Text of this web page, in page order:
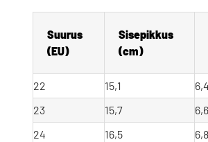
Suurus
(EU)
Sisepikkus
(cm)
22 15,1
6,4
23
15,7
6,6
24
16,5
6,8